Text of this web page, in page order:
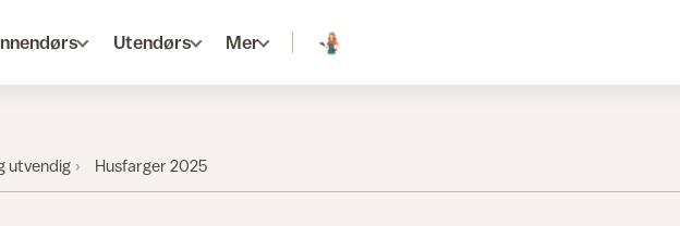
Utendørs Mer
utvendig Husfarger 2025